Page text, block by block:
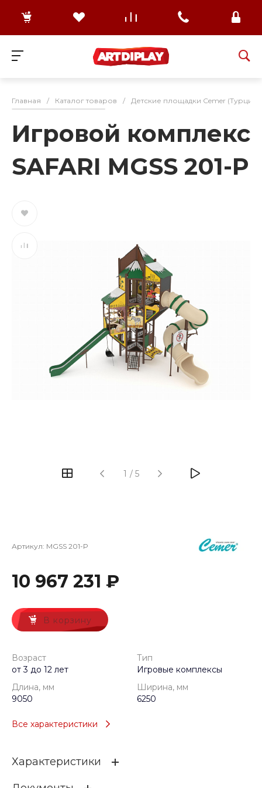
Главная / Каталог товаров / Детские площадки Cemer (Турция)
Игровой комплекс
SAFARI MGSS 201-P
1 / 5
Артикул: MGSS 201-P
10 967 231 ₽
В корзину
Возраст
от 3 до 12 лет
Тип
Игровые комплексы
Длина, мм
9050
Ширина, мм
6250
Все характеристики
Характеристики